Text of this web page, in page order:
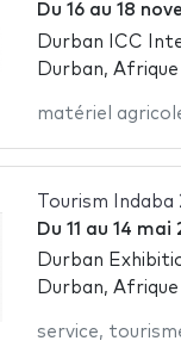
Du 16au 18
Durban ICC
Durban, Afrique
matériel
Tourism Indaba
Du 11 au 14 mai
Durban
Durban, Afrique
service,